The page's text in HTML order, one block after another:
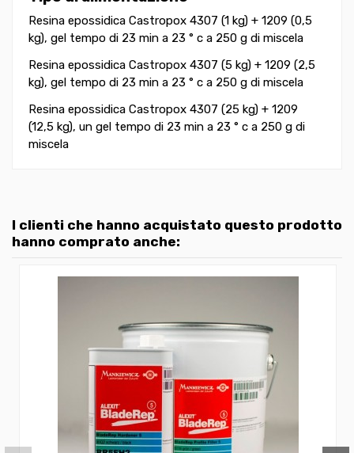
Resina epossidica Castropox 4307 (1 kg) + 1209 (0,5
kg), gel tempo di 23 min a 23 ° c a 250 g di miscela
Resina epossidica Castropox 4307 (5 kg) + 1209 (2,5
kg), gel tempo di 23 min a 23 ° c a 250 g di miscela
Resina epossidica Castropox 4307 (25 kg) + 1209
(12,5 kg), un gel tempo di 23 min a 23 ° c a 250 g di
miscela
I clienti che hanno acquistato questo prodotto
hanno comprato anche: